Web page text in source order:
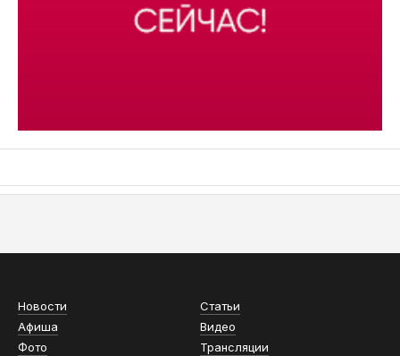
Новости
Статьи
Афиша
Видео
Фото
Трансляции